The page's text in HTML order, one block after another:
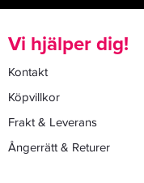
Vi hjälper dig!
Kontakt
Köpvillkor
Frakt & Leverans
Ångerrätt & Returer